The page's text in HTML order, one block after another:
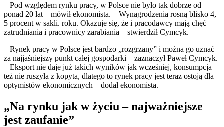
– Pod względem rynku pracy, w Polsce nie było tak dobrze od
ponad 20 lat – mówił ekonomista. – Wynagrodzenia rosną blisko 4,
5 procent w sakli. roku. Okazuje się, że i pracodawcy mają chęć
zatrudniania i pracownicy zarabiania – stwierdził Cymcyk.
– Rynek pracy w Polsce jest bardzo „rozgrzany” i można go uznać
za najjaśniejszy punkt całej gospodarki – zaznaczył Paweł Cymcyk.
– Eksport nie daje już takich wyników jak wcześniej, konsumpcja
też nie ruszyła z kopyta, dlatego to rynek pracy jest teraz ostoją dla
optymistów ekonomicznych – dodał ekonomista.
„Na rynku jak w życiu – najważniejsze
jest zaufanie”